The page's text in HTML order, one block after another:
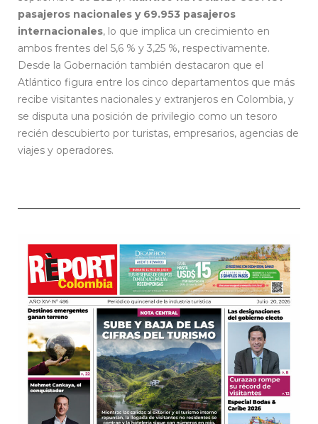
pasajeros nacionales y 69.953 pasajeros
internacionales, lo que implica un crecimiento en
ambos frentes del 5,6 % y 3,25 %, respectivamente.
Desde la Gobernación también destacaron que el
Atlántico figura entre los cinco departamentos que más
recibe visitantes nacionales y extranjeros en Colombia, y
se disputa una posición de privilegio como un tesoro
recién descubierto por turistas, empresarios, agencias de
viajes y operadores.